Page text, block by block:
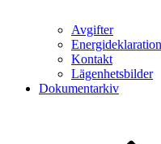
Avgifter
Energideklaration
Kontakt
Lägenhetsbilder
Dokumentarkiv